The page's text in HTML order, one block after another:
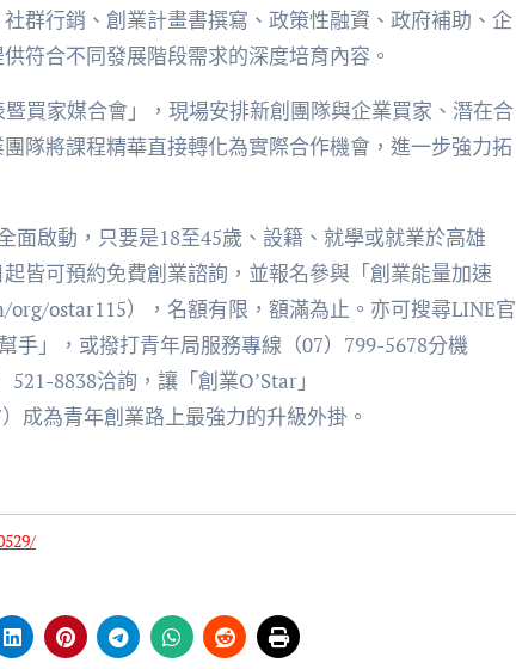
群行銷、創業計畫書撰寫、政策性融資、政府補助、企
符合不同發展階段需求的深度培育內容。
買家媒合會」，現場安排新創團隊與企業買家、潛在合
隊將課程精華直接轉化為實際合作機會，進一步強力拓
面啟動，只要是18至45歲、設籍、就學或就業於高雄
皆可預約免費創業諮詢，並報名參與「創業能量加速
ostar115），名額有限，額滿為止。亦可搜尋LINE官
手」，或撥打青年局服務專線（07）799-5678分機
8838洽詢，讓「創業O’Star」
成為青年創業路上最強力的升級外掛。